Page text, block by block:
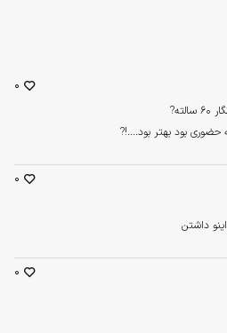
بود بهتر بود....!?
0
داشتن
0
0